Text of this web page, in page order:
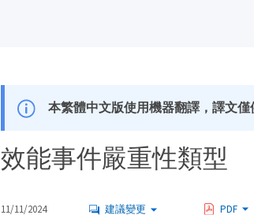
本繁體中文版使用機器翻譯，譯文
效能事件嚴重性類型
11/11/2024 建議變更 PDF